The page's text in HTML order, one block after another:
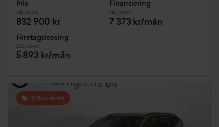
Pris
Inkl. moms
832 900 kr
Finansiering
Inkl. moms
7 373 kr/mån
Företagsleasing
Exkl. moms
5 893 kr/mån
0,95% ränta